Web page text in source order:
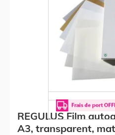
REGULUS Film
A3, transparent, mat